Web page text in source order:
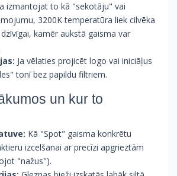
izmantojat to kā "sekotāju" vai
3200K temperatūra liek cilvēka
kamēr aukstā gaisma var
Ja vēlaties projicēt logo vai iniciāļus
tonī bez papildu filtriem.
un kur to
Kā "Spot" gaisma konkrētu
izcelšanai ar precīzi apgrieztām
"nažus").